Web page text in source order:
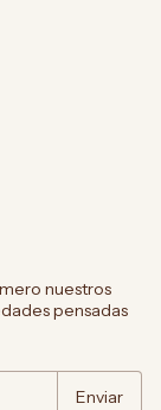
nuestros
pensadas